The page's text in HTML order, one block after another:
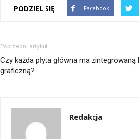
PODZIEL SIĘ Facebook
Poprzedni artykuł
Czy każda płyta główna ma zintegrowaną
graficzną?
Redakcja